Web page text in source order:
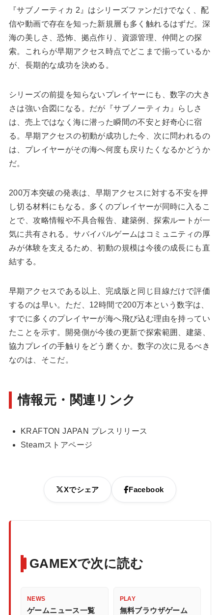
『サブノーティカ 2』はシリーズファンだけでなく、配
信や動画で存在を知った新規層も多く触れるはずだ。深
海の美しさ、恐怖、拠点作り、資源管理、仲間との探
索。これらが早期アクセス時点でどこまで揃っているか
が、長期的な成功を決める。
シリーズの前提を知らないプレイヤーにも、数字の大き
さは強い合図になる。だが『サブノーティカ』らしさ
は、売上ではなく海に潜った瞬間の不安と好奇心に宿
る。早期アクセスの初動が成功した今、次に問われるの
は、プレイヤーがその海へ何度も戻りたくなるかどうか
だ。
200万本突破の発表は、早期アクセスに対する不安を押
し切る材料にもなる。多くのプレイヤーが同時に入るこ
とで、攻略情報や不具合報告、建築例、探索ルートが一
気に共有される。サバイバルゲームはコミュニティの厚
みが体験を支えるため、初動の規模は今後の成長にも直
結する。
早期アクセスである以上、完成版と同じ目線だけで評価
するのは早い。ただ、12時間で200万本という数字は、
すでに多くのプレイヤーが海へ飛び込む理由を持ってい
たことを示す。開発側が今後の更新で探索範囲、建築、
協力プレイの手触りをどう磨くか。数字の次に見るべき
なのは、そこだ。
情報元・関連リンク
KRAFTON JAPAN プレスリリース
Steamストアページ
Xでシェア Facebook
GAMEXで次に読む
NEWS
ゲームニュース一覧
PLAY
無料ブラウザゲーム